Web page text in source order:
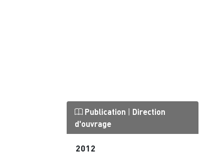
Publication
Direction
d'ouvrage
2012